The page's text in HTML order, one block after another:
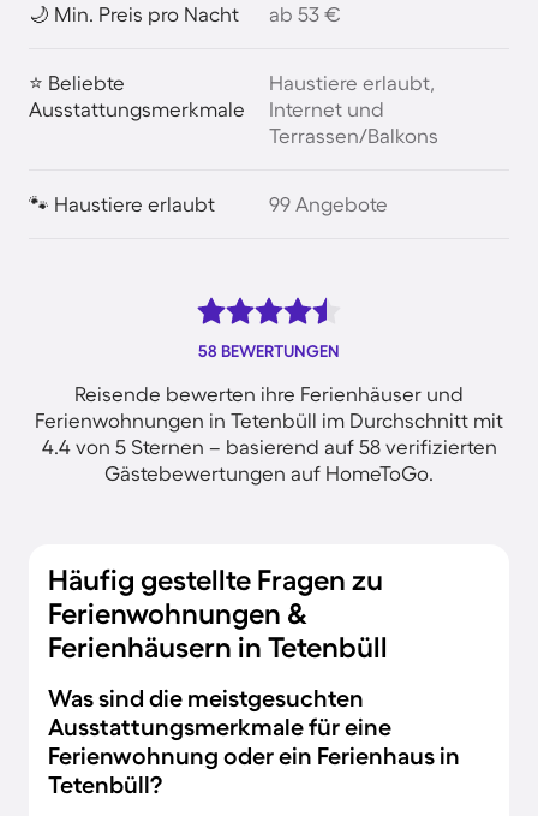
🌙 Min. Preis pro Nacht ab 53 €
⭐ Beliebte
Ausstattungsmerkmale
Haustiere erlaubt,
Internet und
Terrassen/Balkons
🐾 Haustiere erlaubt 99 Angebote
58 BEWERTUNGEN
Reisende bewerten ihre Ferienhäuser und
Ferienwohnungen in Tetenbüll im Durchschnitt mit
4.4 von 5 Sternen – basierend auf 58 verifizierten
Gästebewertungen auf HomeToGo.
Häufig gestellte Fragen zu
Ferienwohnungen &
Ferienhäusern in Tetenbüll
Was sind die meistgesuchten
Ausstattungsmerkmale für eine
Ferienwohnung oder ein Ferienhaus in
Tetenbüll?